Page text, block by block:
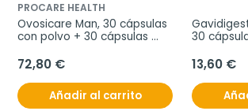
PROCARE HEALTH
Ovosicare Man, 30 cápsulas
con polvo + 30 cápsulas
72,80 €
Añadir al carrito
30
13,60 €